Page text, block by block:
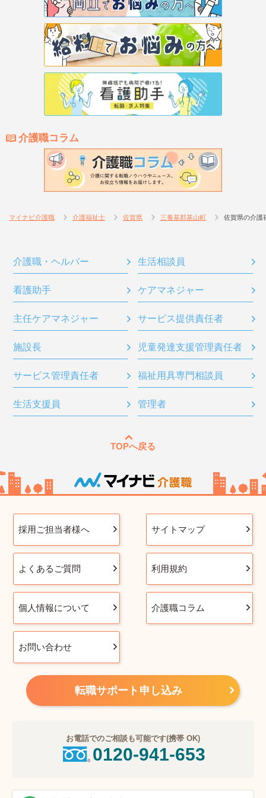
介護職コラム
マイナビ介護職 介護福祉士 佐賀県 三養基郡基山町 佐賀県の介護
介護職・ヘルパー 生活相談員
看護助手 ケアマネジャー
主任ケアマネジャー サービス提供責任者
施設長 児童発達支援管理責任者
サービス管理責任者 福祉用具専門相談員
生活支援員 管理者
TOPへ戻る
採用ご担当者様へ サイトマップ
よくあるご質問 利用規約
個人情報について 介護職コラム
お問い合わせ
転職サポート申し込み
お電話でのご相談も可能です(携帯 OK)
0120-941-653